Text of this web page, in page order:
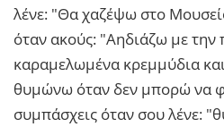
λένε: "Θα χαζέψω στο
όταν ακούς: "Αηδιάζω με την
καραμελωμένα κρεμμύδια και
θυμώνω όταν δεν μπορώ να
συμπάσχεις όταν σου λένε: